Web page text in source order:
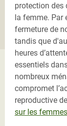
protection des
la femme. Par
fermeture de
tandis que
heures
essentiels
nombreux
compromet
reproductive
sur les